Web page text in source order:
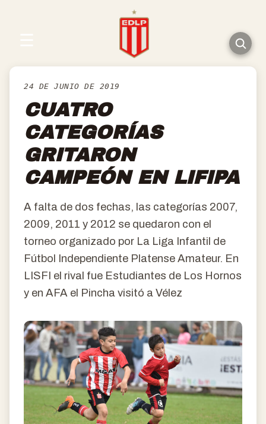
24 DE JUNIO DE 2019
CUATRO
CATEGORÍAS
GRITARON
CAMPEÓN EN LIFIPA
A falta de dos fechas, las categorías 2007,
2009, 2011 y 2012 se quedaron con el
torneo organizado por La Liga Infantil de
Fútbol Independiente Platense Amateur. En
LISFI el rival fue Estudiantes de Los Hornos
y en AFA el Pincha visitó a Vélez